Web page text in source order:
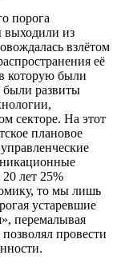
порога
выходили из
взлётом
её
которую были
были развиты
секторе. На этот
плановое
лет 25%
то мы лишь
устаревшие
перемалывая
провести